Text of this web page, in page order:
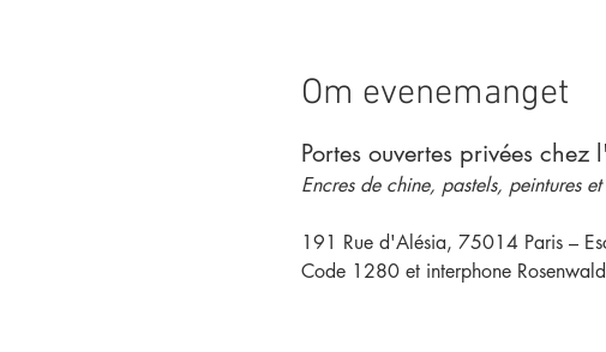
Om evenemanget
Portes ouvertes privées
Encres de chine, pastels, peintures
191 Rue d'Alésia, 75014 Paris –
Code 1280 et interphone Rosenwald